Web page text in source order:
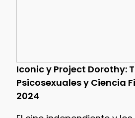
Iconic y Project Dorothy:
Psicosexuales y Ciencia
2024